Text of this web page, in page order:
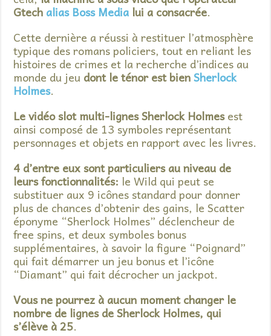
Gtech alias Boss Media lui a consacrée.
Cette dernière a réussi à restituer l’atmosphère
typique des romans policiers, tout en reliant les
histoires de crimes et la recherche d’indices au
monde du jeu dont le ténor est bienSherlock
Holmes.
Le vidéo slot multi-lignes Sherlock Holmesest
ainsi composé de 13 symboles représentant
personnages et objets en rapport avec les livres.
4 d’entre eux sont particuliers au niveau de
leurs fonctionnalités: le Wild qui peut se
substituer aux 9 icônes standard pour donner
plus de chances d’obtenir des gains, le Scatter
éponyme “Sherlock Holmes” déclencheur de
free spins, et deux symboles bonus
supplémentaires, à savoir la figure “Poignard”
qui fait démarrer un jeu bonus et l’icône
“Diamant” qui fait décrocher un jackpot.
Vous ne pourrez à aucun moment changer le
nombre de lignes de Sherlock Holmes, qui
s’élève à 25.